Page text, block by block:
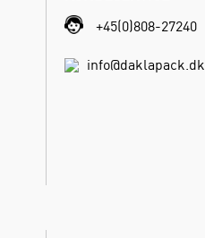
+45(0)808-27240
info@daklapack.dk